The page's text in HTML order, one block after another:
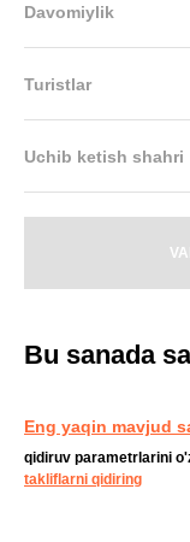
Davomiylik
Turistlar
Uchib ketish shahri
Bu sanada
Eng yaqin mavjud
qidiruv parametrlarini
takliflarni qidiring